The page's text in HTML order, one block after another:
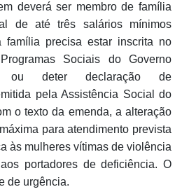
deverá ser membro de família
de até três salários mínimos
família precisa estar inscrita no
Sociais do Governo
ou deter declaração de
pela Assistência Social do
o texto da emenda, a alteração
para atendimento prevista
às mulheres vítimas de violência
portadores de deficiência. O
de urgência.